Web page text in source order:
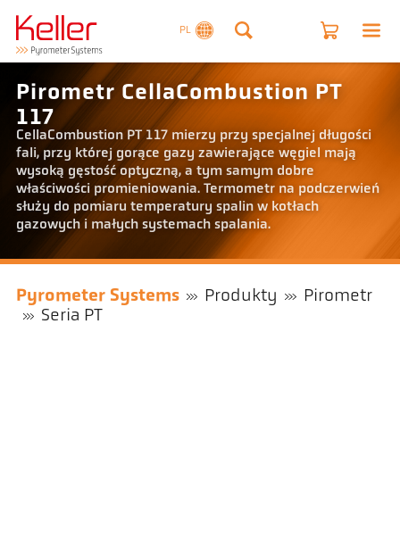
PL
Pirometr CellaCombustion PT
117
CellaCombustion PT 117 mierzy przy specjalnej długości
fali, przy której gorące gazy zawierające węgiel mają
wysoką gęstość optyczną, a tym samym dobre
właściwości promieniowania. Termometr na podczerwień
służy do pomiaru temperatury spalin w kotłach
gazowych i małych systemach spalania.
Pyrometer Systems Produkty
Pirometr
Seria PT